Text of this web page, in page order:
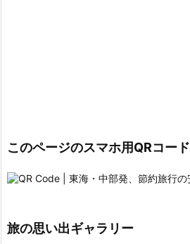
このページのスマホ用QRコード
旅の思い出ギャラリー